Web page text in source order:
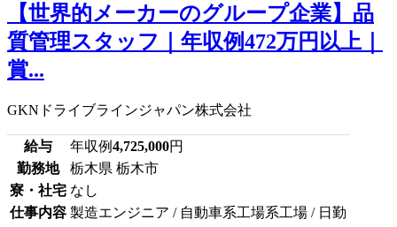
【世界的メーカーのグループ企業】品
質管理スタッフ｜年収例472万円以上｜
賞...
GKNドライブラインジャパン株式会社
給与 年収例4,725,000円
勤務地
栃木県 栃木市
寮・社宅 なし
仕事内容 製造エンジニア / 自動車系工場系工場 / 日勤